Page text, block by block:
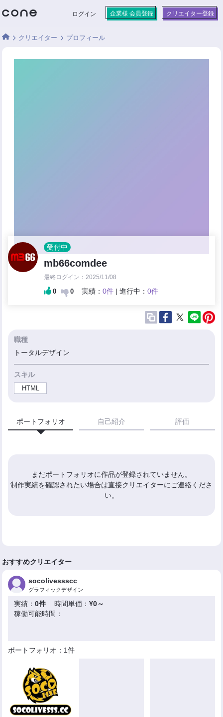
ログイン 企業様 会員登録 クリエイター登録
クリエイター プロフィール
受付中
mb66comdee
最終ログイン：2025/11/08
0 0 実績：0件 | 進行中：0件
職種
トータルデザイン
スキル
HTML
ポートフォリオ 自己紹介 評価
まだポートフォリオに作品が登録されていません。
制作実績を確認されたい場合は直接クリエイターにご連絡くださ
い。
おすすめクリエイター
socolivessscc
グラフィックデザイン
実績：0件 時間単価：¥0～
稼働可能時間：
ポートフォリオ：1件